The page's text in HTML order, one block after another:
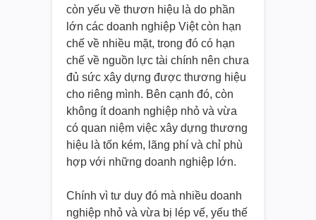
còn yếu về thươn hiệu là do phần
lớn các doanh nghiệp Việt còn hạn
chế về nhiều mặt, trong đó có hạn
chế về nguồn lực tài chính nên chưa
đủ sức xây dựng được thương hiệu
cho riêng mình. Bên cạnh đó, còn
không ít doanh nghiệp nhỏ và vừa
có quan niệm việc xây dựng thương
hiệu là tốn kém, lãng phí và chỉ phù
hợp với những doanh nghiệp lớn.
Chính vì tư duy đó mà nhiều doanh
nghiệp nhỏ và vừa bị lép vế, yếu thế